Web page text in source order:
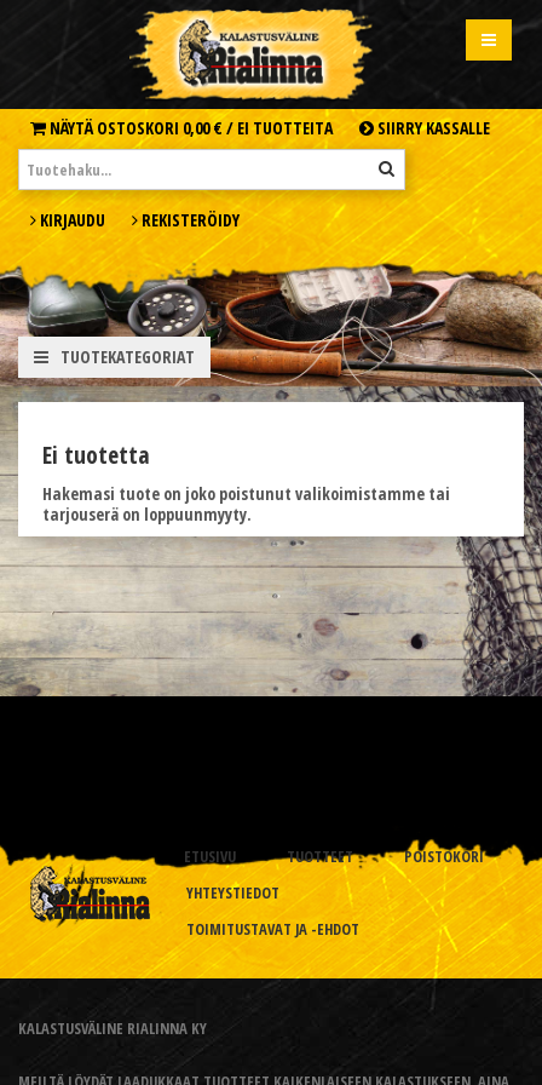
NÄYTÄ OSTOSKORI 0,00 € / EI TUOTTEITA SIIRRY KASSALLE
KIRJAUDU REKISTERÖIDY
TUOTEKATEGORIAT
Ei tuotetta
Hakemasi tuote on joko poistunut valikoimistamme tai
tarjouserä on loppuunmyyty.
ETUSIVU TUOTTEET
POISTOKORI
YHTEYSTIEDOT
TOIMITUSTAVAT JA -EHDOT
KALASTUSVÄLINE RIALINNA KY